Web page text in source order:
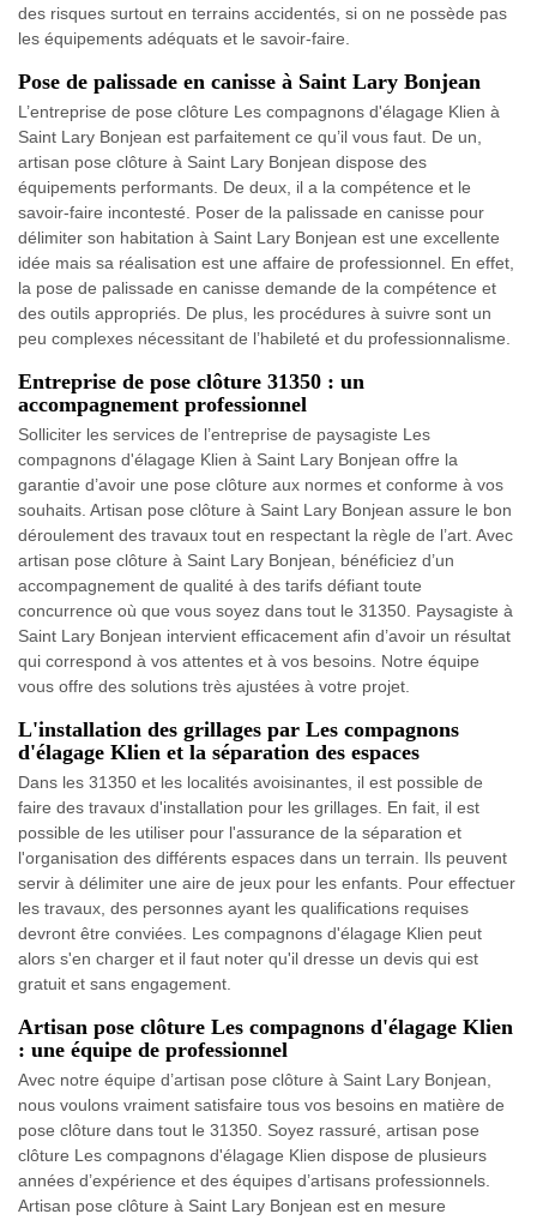
des risques surtout en terrains accidentés, si on ne possède pas
les équipements adéquats et le savoir-faire.
Pose de palissade en canisse à Saint Lary Bonjean
L’entreprise de pose clôture Les compagnons d'élagage Klien à
Saint Lary Bonjean est parfaitement ce qu’il vous faut. De un,
artisan pose clôture à Saint Lary Bonjean dispose des
équipements performants. De deux, il a la compétence et le
savoir-faire incontesté. Poser de la palissade en canisse pour
délimiter son habitation à Saint Lary Bonjean est une excellente
idée mais sa réalisation est une affaire de professionnel. En effet,
la pose de palissade en canisse demande de la compétence et
des outils appropriés. De plus, les procédures à suivre sont un
peu complexes nécessitant de l’habileté et du professionnalisme.
Entreprise de pose clôture 31350 : un
accompagnement professionnel
Solliciter les services de l’entreprise de paysagiste Les
compagnons d'élagage Klien à Saint Lary Bonjean offre la
garantie d’avoir une pose clôture aux normes et conforme à vos
souhaits. Artisan pose clôture à Saint Lary Bonjean assure le bon
déroulement des travaux tout en respectant la règle de l’art. Avec
artisan pose clôture à Saint Lary Bonjean, bénéficiez d’un
accompagnement de qualité à des tarifs défiant toute
concurrence où que vous soyez dans tout le 31350. Paysagiste à
Saint Lary Bonjean intervient efficacement afin d’avoir un résultat
qui correspond à vos attentes et à vos besoins. Notre équipe
vous offre des solutions très ajustées à votre projet.
L'installation des grillages par Les compagnons
d'élagage Klien et la séparation des espaces
Dans les 31350 et les localités avoisinantes, il est possible de
faire des travaux d'installation pour les grillages. En fait, il est
possible de les utiliser pour l'assurance de la séparation et
l'organisation des différents espaces dans un terrain. Ils peuvent
servir à délimiter une aire de jeux pour les enfants. Pour effectuer
les travaux, des personnes ayant les qualifications requises
devront être conviées. Les compagnons d'élagage Klien peut
alors s'en charger et il faut noter qu'il dresse un devis qui est
gratuit et sans engagement.
Artisan pose clôture Les compagnons d'élagage Klien
: une équipe de professionnel
Avec notre équipe d’artisan pose clôture à Saint Lary Bonjean,
nous voulons vraiment satisfaire tous vos besoins en matière de
pose clôture dans tout le 31350. Soyez rassuré, artisan pose
clôture Les compagnons d'élagage Klien dispose de plusieurs
années d’expérience et des équipes d’artisans professionnels.
Artisan pose clôture à Saint Lary Bonjean est en mesure